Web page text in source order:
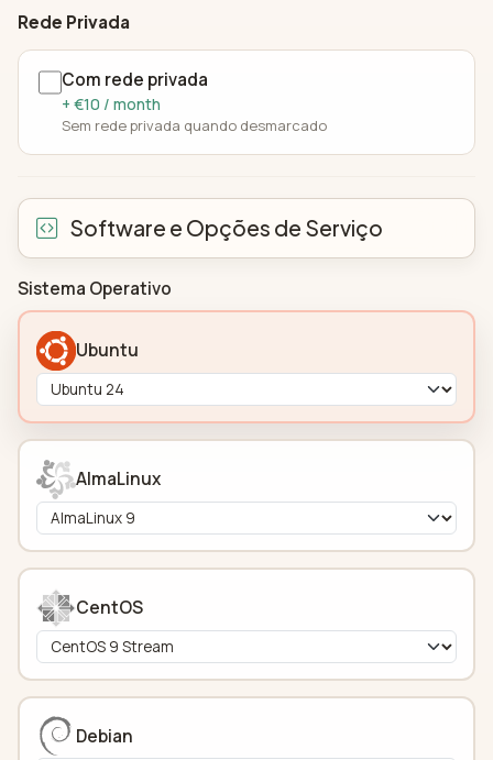
Rede Privada
Com rede privada
+ €10 / month
Sem rede privada quando desmarcado
Software e Opções de Serviço
Sistema Operativo
Ubuntu
AlmaLinux
CentOS
Debian